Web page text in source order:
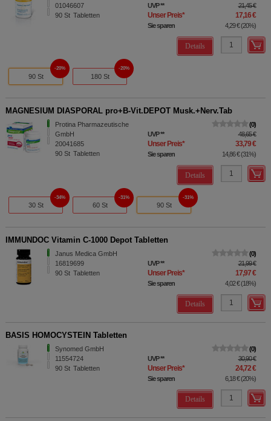
01046607
90 St Tabletten
UVP** 21,45 €
Unser Preis* 17,16 €
Sie sparen 4,29 €(20%)
Details
90 St
20%
180 St
20%
MAGNESIUM DIASPORAL pro+B-Vit.DEPOT Musk.+Nerv.Tab
Protina Pharmazeutische
GmbH
20041685
90 St Tabletten
0
UVP** 48,65 €
Unser Preis* 33,79 €
Sie sparen 14,86 €(31%)
Details
30 St
34%
60 St
31%
90 St
31%
IMMUNDOC Vitamin C-1000 Depot Tabletten
Janus Medica GmbH
16819699
90 St Tabletten
0
UVP** 21,99 €
Unser Preis* 17,97 €
Sie sparen 4,02 €(18%)
Details
BASIS HOMOCYSTEIN Tabletten
Synomed GmbH
11554724
90 St Tabletten
0
UVP** 30,90 €
Unser Preis* 24,72 €
Sie sparen 6,18 €(20%)
Details